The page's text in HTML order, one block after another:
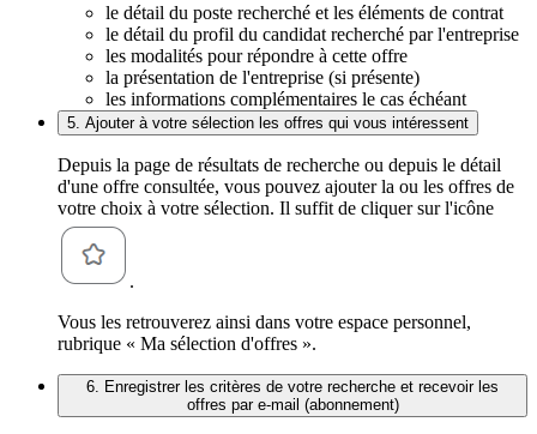
le détail du poste recherché et les éléments de contrat
le détail du profil du candidat recherché par l'entreprise
les modalités pour répondre à cette offre
la présentation de l'entreprise (si présente)
les informations complémentaires le cas échéant
5. Ajouter à votre sélection les offres qui vous intéressent
Depuis la page de résultats de recherche ou depuis le détail
d'une offre consultée, vous pouvez ajouter la ou les offres de
votre choix à votre sélection. Il suffit de cliquer sur l'icône
.
Vous les retrouverez ainsi dans votre espace personnel,
rubrique « Ma sélection d'offres ».
6. Enregistrer les critères de votre recherche et recevoir les
offres par e-mail (abonnement)